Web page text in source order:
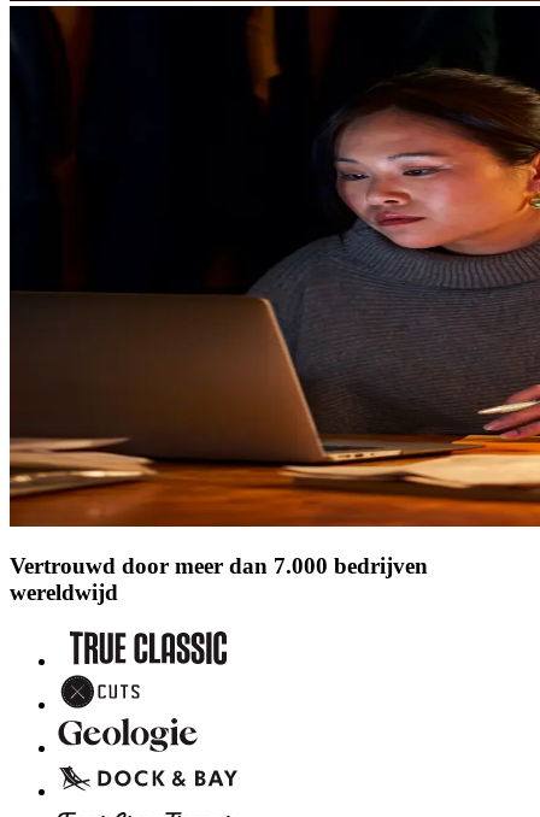
Vertrouwd door meer dan 7.000 bedrijven
wereldwijd